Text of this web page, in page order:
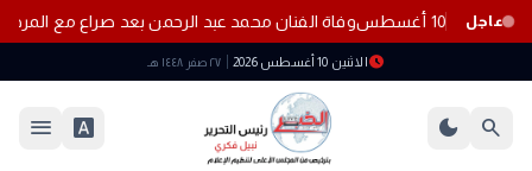
عاجل10 أغسطس وفاة الفنان محمد عبد الرحمن بعد صراع مع
scheduleالاثنين 10 أغسطس 2026 ٢٧ صفر ١٤٤٨ هـ
search
dark_mode
font_download
menu